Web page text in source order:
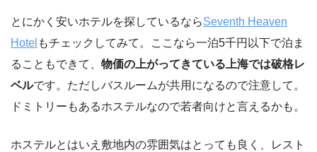
とにかく安いホテルを探しているならSeventh Heaven
Hotel もチェックしてみて。ここなら一泊5千円以下で泊ま
ることもできて、 物価の上がってきている上海では破格レ
ベルです。ただしバスルームが共用になるので注意して。
ドミトリーもあるホステルなので若者向けと言えるかも。
ホステルとはいえ敷地内の雰囲気はとっても良く、レスト